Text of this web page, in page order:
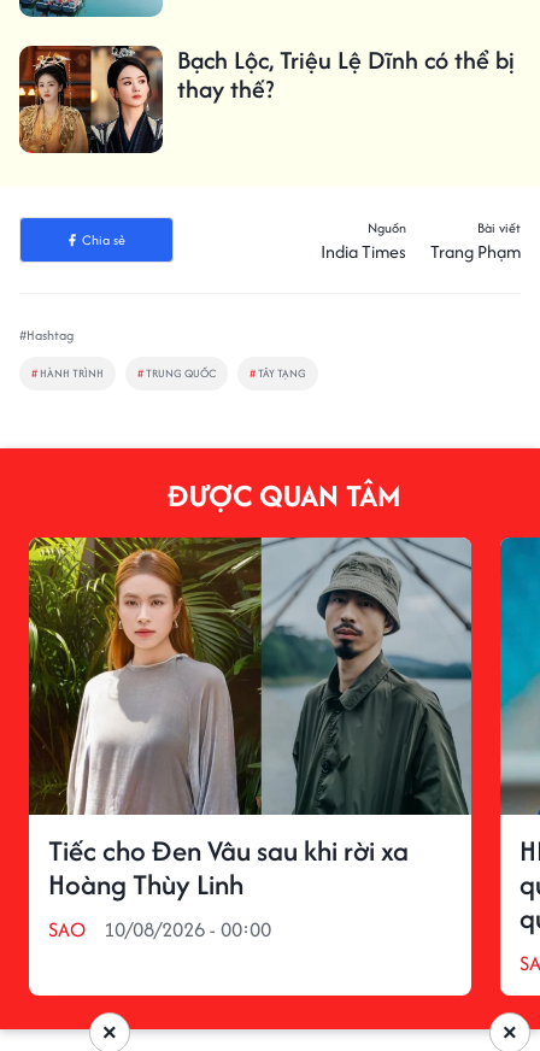
Bạch Lộc, Triệu Lệ Dĩnh có thể bị
thay thế?
Chia sẻ
Nguồn
India Times
Bài viết
Trang Phạm
#Hashtag
# HÀNH TRÌNH #TRUNG QUỐC #TÂY TẠNG
ĐƯỢC QUAN TÂM
Tiếc cho Đen Vâu sau khi rời xa
Hoàng Thùy Linh
SAO 10/08/2026 - 00:00
×
×